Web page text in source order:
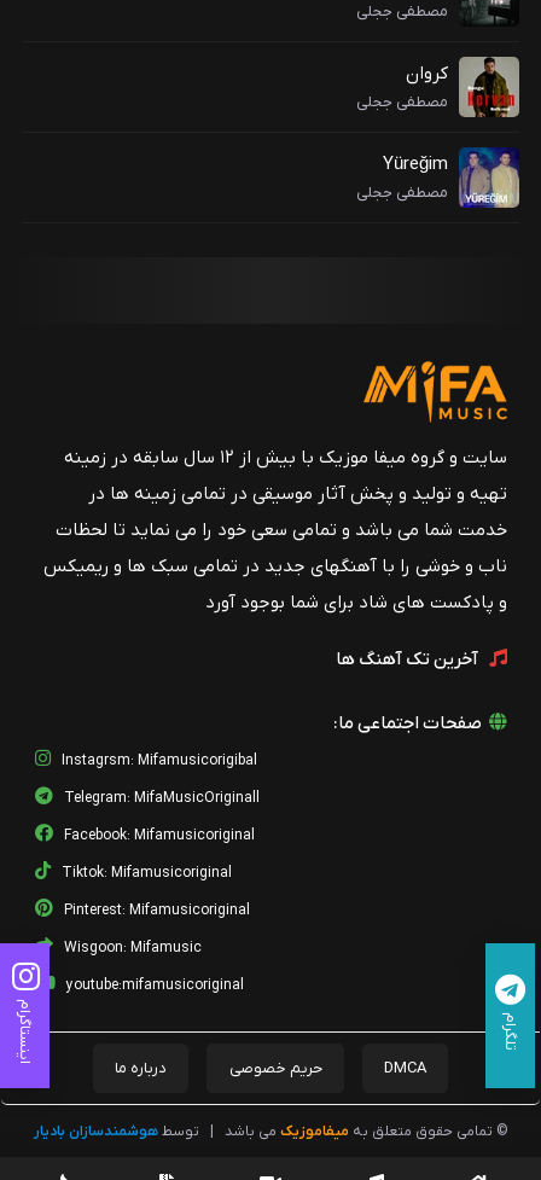
مصطفی ججلی
کروان
مصطفی ججلی
Yüreğim
مصطفی ججلی
سایت و گروه میفا موزیک با بیش از ۱۲ سال سابقه در زمینه
تهیه و تولید و پخش آثار موسیقی در تمامی زمینه ها در
خدمت شما می باشد و تمامی سعی خود را می نماید تا لحظات
ناب و خوشی را با آهنگهای جدید در تمامی سبک ها و ریمیکس
و پادکست های شاد برای شما بوجود آورد
آخرین تک آهنگ ها
صفحات اجتماعی ما:
Instagrsm: Mifamusicorigibal
Telegram: MifaMusicOriginall
Facebook: Mifamusicoriginal
Tiktok: Mifamusicoriginal
Pinterest: Mifamusicoriginal
Wisgoon: Mifamusic
youtube:mifamusicoriginal
DMCA حریم خصوصی درباره ما
© تمامی حقوق متعلق به میفاموزیک می باشد توسطهوشمندسازان بادیار
اینستاگرام تلگرام